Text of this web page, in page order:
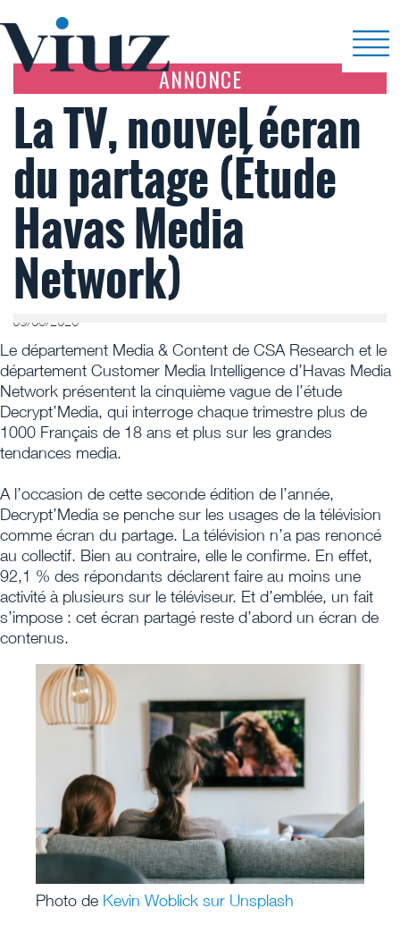
ANNONCE
La TV, nouvel écran
du partage (Étude
Havas Media
Network)
09/06/2026
Le département Media & Content de CSA Research et le
département Customer Media Intelligence d’Havas Media
Network présentent la cinquième vague de l’étude
Decrypt’Media, qui interroge chaque trimestre plus de
1000 Français de 18 ans et plus sur les grandes
tendances media.
A l’occasion de cette seconde édition de l’année,
Decrypt’Media se penche sur les usages de la télévision
comme écran du partage. La télévision n’a pas renoncé
au collectif. Bien au contraire, elle le confirme. En effet,
92,1 % des répondants déclarent faire au moins une
activité à plusieurs sur le téléviseur. Et d’emblée, un fait
s’impose : cet écran partagé reste d’abord un écran de
contenus.
Photo de Kevin Woblick sur Unsplash